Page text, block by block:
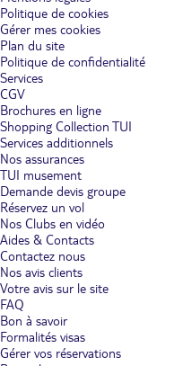
Politique de cookies
Gérer mes cookies
Plan du site
Politique de confidentialité
Services
CGV
Brochures en ligne
Shopping Collection TUI
Services additionnels
Nos assurances
TUI musement
Demande devis groupe
Réservez un vol
Nos Clubs en vidéo
Aides & Contacts
Contactez nous
Nos avis clients
Votre avis sur le site
FAQ
Bon à savoir
Formalités visas
Gérer vos réservations